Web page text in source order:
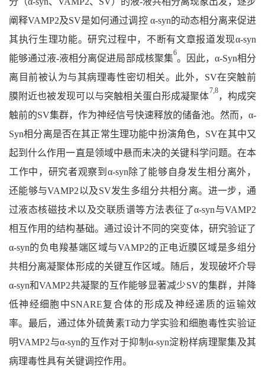
阐释VAMP2及SV是如何通过调控 α-syn的动态相分离来促进
其执行生理功能。研究过程中，不断有文章报道发现α-syn
能够通过液-液相分离促进局部成核聚集
6
。因此，α-Syn相分
离目前被认为与其病理毒性密切相关。此外，SV在突触前
膜附近也被发现可以与突触相关蛋白形成凝聚体
7,8
，构成突
触前的SV集群，作为神经信号快速释放的储备池。然而，α-
Syn相分离是否在其正常生理功能中扮演角色，SV在其中又
起到什么作用一直是领域中悬而未决的关键科学问题。在本
工作中，研究者观察到α-syn除了能够自身发生相分离外，
还能够与VAMP2以及SV发生多组分共相分离。进一步，通
过液态核磁技术以及交联质谱等方法表征了α-syn与VAMP2
相互作用的结构基础。通过设计不同的突变体，研究验证了
α-syn的负电羧基端区域与VAMP2的正电近膜区域是多组分
共相分离凝聚体形成的关键互作区域。随后，发现破坏介导
α-syn和VAMP2共凝聚的互作能够显著减少SV的集群，并降
低神经细胞中SNARE复合体的形成及神经递质的运输效
率。最后，通过体外硫黄素T动力学实验和细胞毒性实验证
明VAMP2与α-syn的互作对于抑制α-syn淀粉样病理聚集及其
病理毒性具有关键调控作用。